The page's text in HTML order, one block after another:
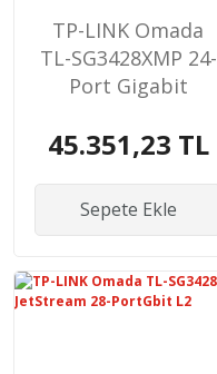
TP-LINK Omada
TL-SG3428XMP 24-
Port Gigabit
45.351,23 TL
Sepete Ekle